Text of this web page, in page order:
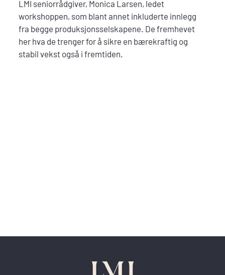
LMI seniorrådgiver, Monica Larsen, ledet
workshoppen, som blant annet inkluderte innlegg
fra begge produksjonsselskapene. De fremhevet
her hva de trenger for å sikre en bærekraftig og
stabil vekst også i fremtiden.